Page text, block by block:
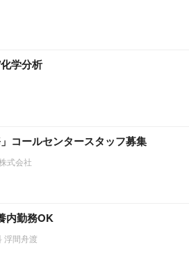
学分析
コールセンタースタッフ募集
式会社
内勤務OK
浮間舟渡